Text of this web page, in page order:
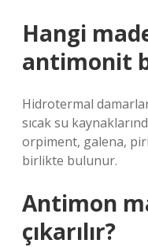
Hangi
antimonit
Hidrotermal
sıcak su
orpiment, galena,
birlikte bulunur.
Antimon
çıkarılır?